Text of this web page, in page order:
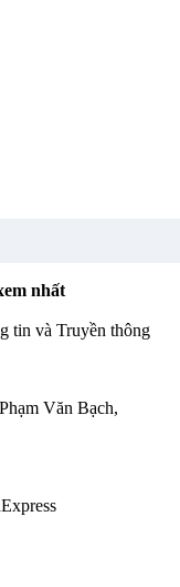
nhất
tin và Truyền thông
Văn Bạch,